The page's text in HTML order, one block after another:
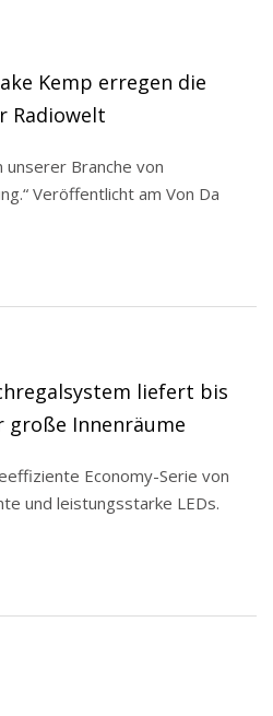
Kemp erregen die
Radiowelt
unserer Branche von
Da
liefert bis
große Innenräume
Economy-Serie von
und leistungsstarke LEDs.